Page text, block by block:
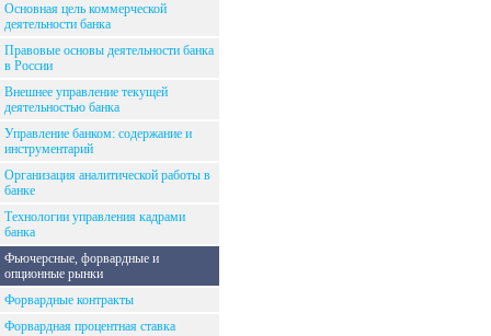
Основная цель коммерческой
деятельности банка
Правовые основы деятельности банка
в России
Внешнее управление текущей
деятельностью банка
Управление банком: содержание и
инструментарий
Организация аналитической работы в
банке
Технологии управления кадрами
банка
Фьючерсные, форвардные и
опционные рынки
Форвардные контракты
Форвардная процентная ставка